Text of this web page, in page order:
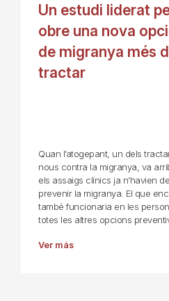
Un estudi liderat
obre una nova
de migranya més
tractar
Quan l’atogepant, un dels
nous contra la migranya, va
els assaigs clínics ja n’havien
prevenir la migranya. El que
també funcionaria en les
totes les altres opcions
Ver más